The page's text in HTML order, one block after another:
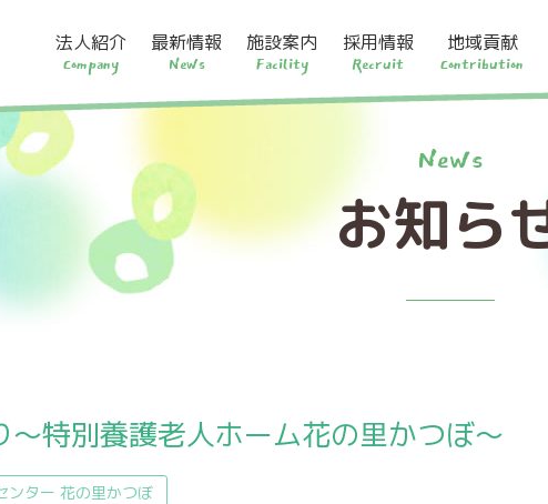
法人紹介
Company
最新情報
News
施設案内
Facility
採用情報
Recruit
地域貢献
Contribution
News
お知ら
～特別養護老人ホーム花の里かつぼ～
ンター 花の里かつぼ